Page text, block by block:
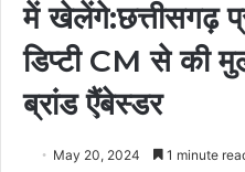
में खेलेंगे:छत्तीसगढ़
डिप्टी CM से की
ब्रांड एैंबेस्डर
May 20, 2024 1 minute